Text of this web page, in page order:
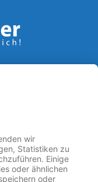
sich gut
und den
des Reparatur-